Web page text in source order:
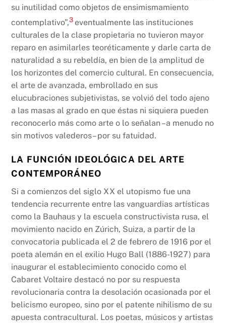
su inutilidad como objetos de ensimismamiento
contemplativo”,3 eventualmente las instituciones
culturales de la clase propietaria no tuvieron mayor
reparo en asimilarles teoréticamente y darle carta de
naturalidad a su rebeldía, en bien de la amplitud de
los horizontes del comercio cultural. En consecuencia,
el arte de avanzada, embrollado en sus
elucubraciones subjetivistas, se volvió del todo ajeno
a las masas al grado en que éstas ni siquiera pueden
reconocerlo más como arte o lo señalan –a menudo no
sin motivos valederos– por su fatuidad.
LA FUNCIÓN IDEOLÓGICA DEL ARTE
CONTEMPORÁNEO
Si a comienzos del siglo XX el utopismo fue una
tendencia recurrente entre las vanguardias artísticas
como la Bauhaus y la escuela constructivista rusa, el
movimiento nacido en Zúrich, Suiza, a partir de la
convocatoria publicada el 2 de febrero de 1916 por el
poeta alemán en el exilio Hugo Ball (1886-1927) para
inaugurar el establecimiento conocido como el
Cabaret Voltaire destacó no por su respuesta
revolucionaria contra la desolación ocasionada por el
belicismo europeo, sino por el patente nihilismo de su
apuesta contracultural. Los poetas, músicos y artistas